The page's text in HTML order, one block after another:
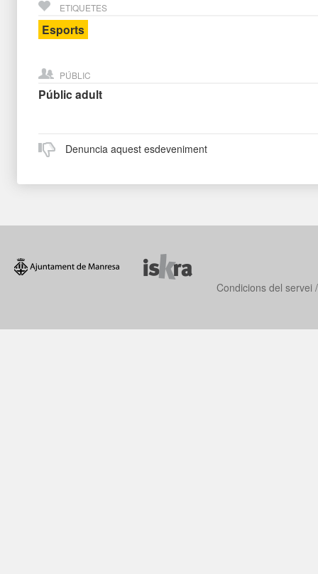
ETIQUETES
Esports
PÚBLIC
Públic adult
Denuncia aquest esdeveniment
Condicions del servei